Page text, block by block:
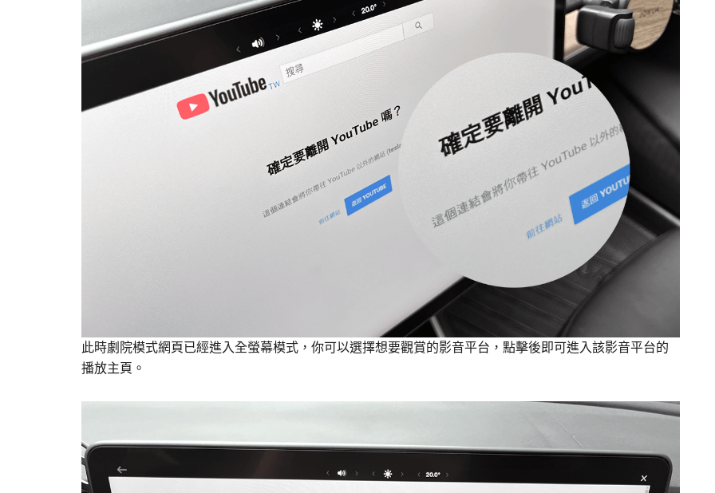
此時劇院模式網頁已經進入全螢幕模式，你可以選擇想要觀賞的影音平台，點擊後即可進入該影音平台的
播放主頁。